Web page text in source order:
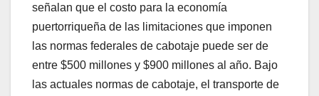
señalan que el costo para la economía
puertorriqueña de las limitaciones que imponen
las normas federales de cabotaje puede ser de
entre $500 millones y $900 millones al año. Bajo
las actuales normas de cabotaje, el transporte de